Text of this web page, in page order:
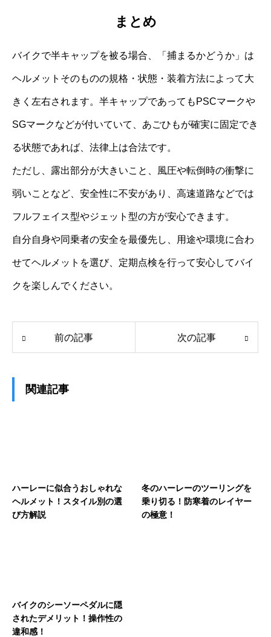
まとめ
バイクで半キャップを被る場合、「捕まるかどうか」は
ヘルメットそのものの規格・状態・装着方法によって大
きく左右されます。半キャップであってもPSCマークや
SGマークなどが付いていて、あごひもが確実に固定でき
る状態であれば、法律上は合法です。
ただし、露出部分が大きいこと、風圧や転倒時の衝撃に
弱いことなど、安全性に不安があり、高速道路などでは
フルフェイス型やジェット型の方が安心できます。
自分自身や同乗者の安全を最優先し、用途や環境に合わ
せてヘルメットを選び、定期点検を行って安心してバイ
クを楽しんでください。
前の記事 次の記事
関連記事
ハーレーに似合うおしゃれな
ヘルメット！スタイル別の選
び方解説
冬のハーレーのツーリングを
乗り切る！防寒着のレイヤー
の極意！
バイクのシーソーペダルに隠
されたデメリット！操作性の
違和感！